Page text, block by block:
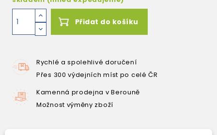
Přidat do košíku
Rychlé a spolehlivé doručení
Přes 300 výdejních míst po celé ČR
Kamenná prodejna v Berouně
Možnost výměny zboží